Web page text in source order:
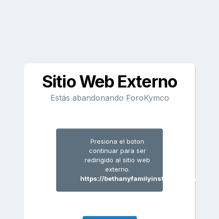
Sitio Web Externo
Estás abandonando ForoKymco
Presiona el boton
continuar para ser
redirigido al sitio web
externo.
https://bethanyfamilyinstitute.com/